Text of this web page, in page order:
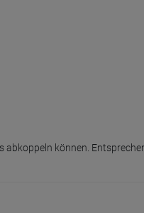
abkoppeln können.